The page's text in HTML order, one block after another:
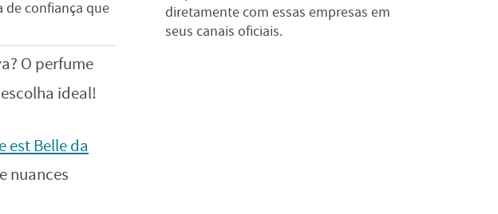
de confiança que
O perfume
ideal!
est Belle da
nuances
diretamente com essas empresas em
seus canais oficiais.